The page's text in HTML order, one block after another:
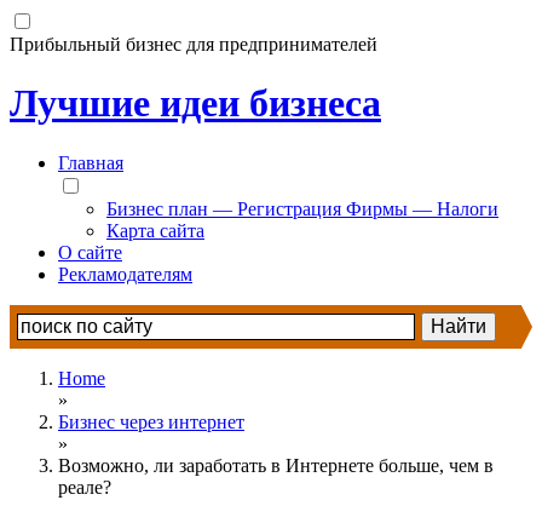
Прибыльный бизнес для предпринимателей
Лучшие идеи бизнеса
Главная
Бизнес план — Регистрация Фирмы — Налоги
Карта сайта
О сайте
Рекламодателям
Home
»
Бизнес через интернет
»
Возможно, ли заработать в Интернете больше, чем в
реале?